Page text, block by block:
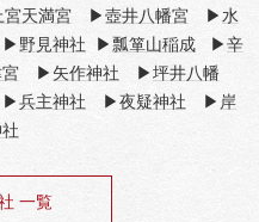
宮天満宮▶ 壺井八幡宮▶ 水
野見神社 ▶ 瓢箪山稲成▶ 辛
▶ 矢作神社 ▶ 坪井八幡
兵主神社 ▶ 夜疑神社 ▶ 岸
一覧